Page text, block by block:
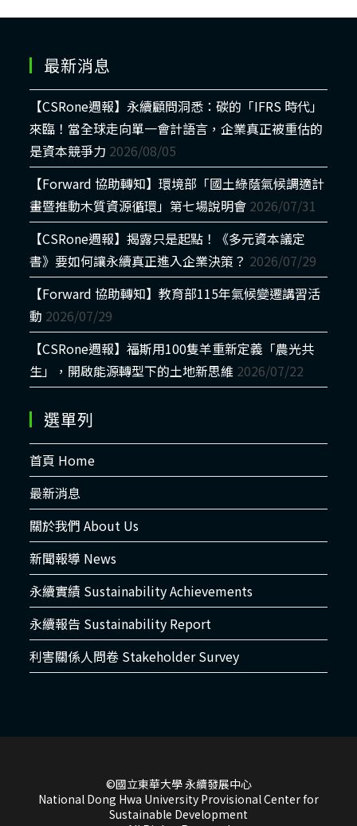
最新消息
【CSRone週報】永續顧問洞悉：碳的「IFRS 時代」
來臨！當全球走向單一會計語言，企業真正被重估的
是資本競爭力 2026/08/05
【Forward 協助轉知】環境部「國土綠蔭氣候調適計
畫暨推動木質資源循環」第七場說明會 2026/07/31
【CSRone週報】揭露只是起點！《多元資本議定
書》要如何讓永續真正進入企業決策？ 2026/07/29
【Forward 協助轉知】教育部115年氣候變遷講習活
動 2026/07/29
【CSRone週報】福斯用100隻羊重新定義「農光共
生」，開啟能源轉型下的土地新思維 2026/07/22
選單列
首頁 Home
最新消息
關於我們 About Us
新聞報導 News
永續實績 Sustainability Achievements
永續報告 Sustainability Report
利害關係人問卷 Stakeholder Survey
©國立東華大學 永續發展中心
National Dong Hwa University Provisional Center for
Sustainable Development